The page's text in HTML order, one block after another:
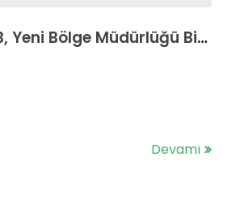
Başkent OSB, Yeni Bölge Müdürlüğü Binası ile Siz Değerli Katılımcılarımıza Hizmet Vermekteyiz…
Devamı